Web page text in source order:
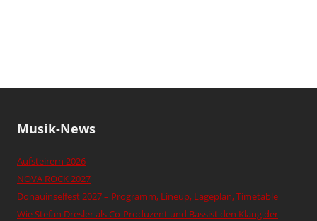
Musik-News
Aufsteirern 2026
NOVA ROCK 2027
Donauinselfest 2027 – Programm, Lineup, Lageplan, Timetable
Wie Stefan Dresler als Co-Produzent und Bassist den Klang der